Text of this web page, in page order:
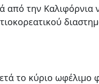
από την Καλιφόρνια
το κύριο ωφέλιμο